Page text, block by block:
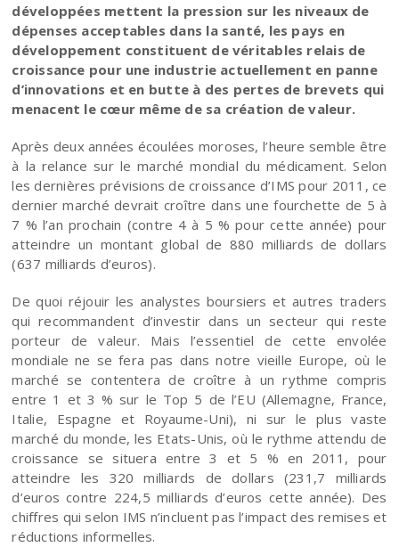
développées mettent la pression sur les niveaux de
dépenses acceptables dans la santé, les pays en
développement constituent de véritables relais de
croissance pour une industrie actuellement en panne
d’innovations et en butte à des pertes de brevets qui
menacent le cœur même de sa création de valeur.
Après deux années écoulées moroses, l’heure semble être
à la relance sur le marché mondial du médicament. Selon
les dernières prévisions de croissance d’IMS pour 2011, ce
dernier marché devrait croître dans une fourchette de 5 à
7 % l’an prochain (contre 4 à 5 % pour cette année) pour
atteindre un montant global de 880 milliards de dollars
(637 milliards d’euros).
De quoi réjouir les analystes boursiers et autres traders
qui recommandent d’investir dans un secteur qui reste
porteur de valeur. Mais l’essentiel de cette envolée
mondiale ne se fera pas dans notre vieille Europe, où le
marché se contentera de croître à un rythme compris
entre 1 et 3 % sur le Top 5 de l’EU (Allemagne, France,
Italie, Espagne et Royaume-Uni), ni sur le plus vaste
marché du monde, les Etats-Unis, où le rythme attendu de
croissance se situera entre 3 et 5 % en 2011, pour
atteindre les 320 milliards de dollars (231,7 milliards
d’euros contre 224,5 milliards d’euros cette année). Des
chiffres qui selon IMS n’incluent pas l’impact des remises et
réductions informelles.